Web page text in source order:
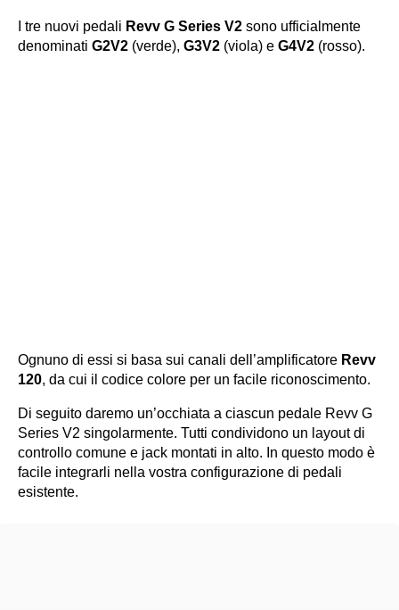
I tre nuovi pedali Revv G Series V2 sono ufficialmente
denominati G2V2 (verde), G3V2 (viola) e G4V2 (rosso).
Ognuno di essi si basa sui canali dell’amplificatore Revv
120, da cui il codice colore per un facile riconoscimento.
Di seguito daremo un’occhiata a ciascun pedale Revv G
Series V2 singolarmente. Tutti condividono un layout di
controllo comune e jack montati in alto. In questo modo è
facile integrarli nella vostra configurazione di pedali
esistente.